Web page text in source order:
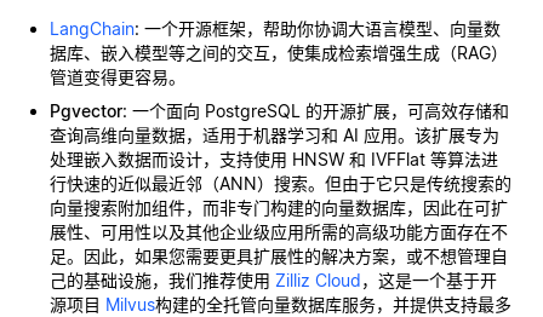
LangChain: 一个开源框架，帮助你协调大语言模型、向量数
据库、嵌入模型等之间的交互，使集成检索增强生成（RAG）
管道变得更容易。
Pgvector: 一个面向 PostgreSQL 的开源扩展，可高效存储和
查询高维向量数据，适用于机器学习和 AI 应用。该扩展专为
处理嵌入数据而设计，支持使用 HNSW 和 IVFFlat 等算法进
行快速的近似最近邻（ANN）搜索。但由于它只是传统搜索的
向量搜索附加组件，而非专门构建的向量数据库，因此在可扩
展性、可用性以及其他企业级应用所需的高级功能方面存在不
足。因此，如果您需要更具扩展性的解决方案，或不想管理自
己的基础设施，我们推荐使用 Zilliz Cloud，这是一个基于开
源项目 Milvus构建的全托管向量数据库服务，并提供支持最多